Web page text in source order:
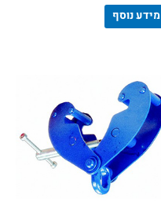
מידע נוסף